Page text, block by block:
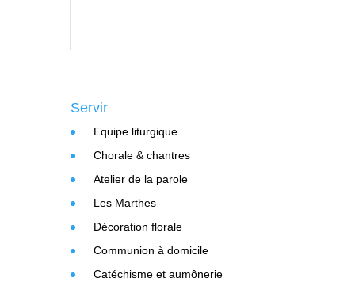
Servir
Equipe liturgique
Chorale & chantres
Atelier de la parole
Les Marthes
Décoration florale
Communion à domicile
Catéchisme et aumônerie